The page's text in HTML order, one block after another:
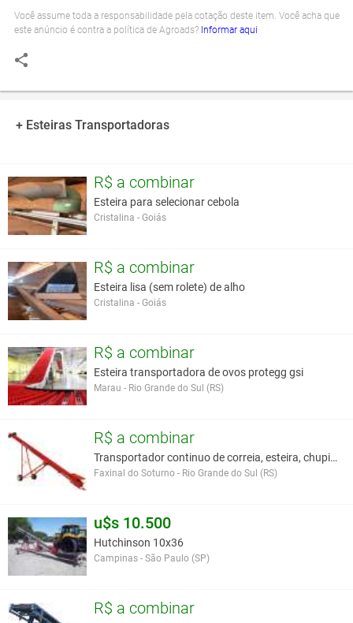
Você assume toda a responsabilidade pela cotação deste item. Você acha que
este anúncio é contra a política de Agroads? Informar aqui
+ Esteiras Transportadoras
R$ a combinar
Esteira para selecionar cebola
Cristalina - Goiás
R$ a combinar
Esteira lisa (sem rolete) de alho
Cristalina - Goiás
R$ a combinar
Esteira transportadora de ovos protegg gsi
Marau - Rio Grande do Sul (RS)
R$ a combinar
Transportador continuo de correia, esteira, chupim
Faxinal do Soturno - Rio Grande do Sul (RS)
u$s 10.500
Hutchinson 10x36
Campinas - São Paulo (SP)
R$ a combinar